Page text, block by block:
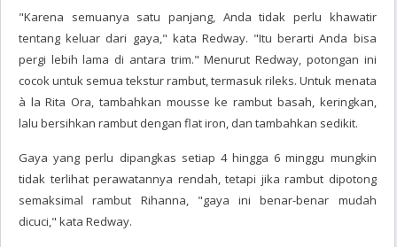
"Karena semuanya satu panjang, Anda tidak perlu khawatir
tentang keluar dari gaya," kata Redway. "Itu berarti Anda bisa
pergi lebih lama di antara trim." Menurut Redway, potongan ini
cocok untuk semua tekstur rambut, termasuk rileks. Untuk menata
à la Rita Ora, tambahkan mousse ke rambut basah, keringkan,
lalu bersihkan rambut dengan flat iron, dan tambahkan sedikit.
Gaya yang perlu dipangkas setiap 4 hingga 6 minggu mungkin
tidak terlihat perawatannya rendah, tetapi jika rambut dipotong
semaksimal rambut Rihanna, "gaya ini benar-benar mudah
dicuci," kata Redway.